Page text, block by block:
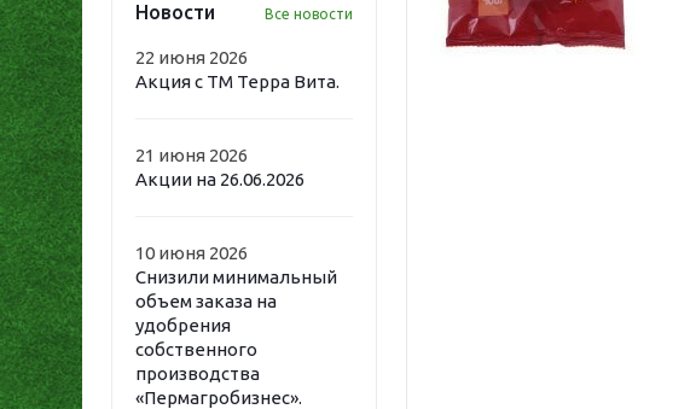
Новости Все новости
22 июня 2026
Акция с ТМ Терра Вита.
21 июня 2026
Акции на 26.06.2026
10 июня 2026
Снизили минимальный
объем заказа на
удобрения
собственного
производства
«Пермагробизнес».